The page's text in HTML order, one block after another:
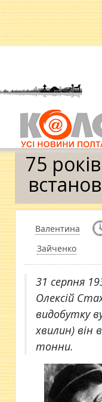
Головна »
встановив свій
75
Валентина
Зайченко
31 серпня
Олексій
видобутку
хвилин) він
тонни.